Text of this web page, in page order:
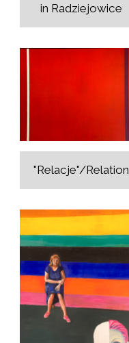
in Radziejowice
"Relacje"/Relation